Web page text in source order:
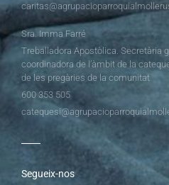
Sra. Imma Farré
Treballadora Apostòlica. Secretària
coordinadora de l’àmbit de la
de les pregàries de la comunitat
600 353 505
Segueix-nos